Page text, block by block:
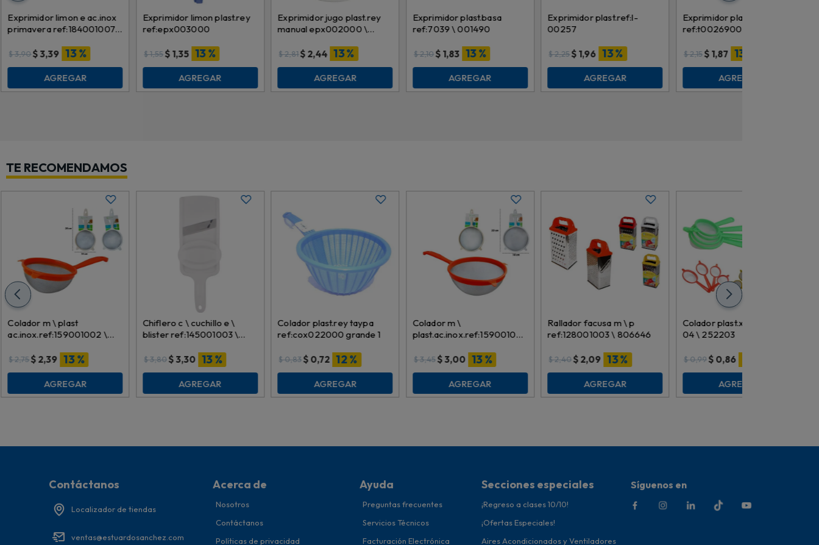
Exprimidor limon e ac.inox
primavera ref:184001007 \
$3,90$3,39 13 %
AGREGAR
Exprimidor limon plast.rey
ref:epx003000
$1,55$ 1,35 13 %
AGREGAR
Exprimidor jugo plast.rey
manual epx002000 \
$2,81$ 2,44 13 %
AGREGAR
Exprimidor plast.basa
ref:7039 \ 001490
$2,10$ 1,83 13 %
AGREGAR
Exprimidor plast.ref:l-
00257
$2,25$ 1,96 13 %
AGREGAR
Exprimidor plast.limon
ref:t0026900t
$2,15$ 1,87 13 %
AGREGAR
TE RECOMENDAMOS
Colador m \ plast
ac.inox.ref:159001002 \
$2,75$ 2,39 13 %
AGREGAR
Chiflero c \ cuchillo e \
blister ref:145001003 \
$3,80$3,30 13 %
AGREGAR
Colador plast.rey taypa
ref:cox022000 grande 1
$0,83$ 0,72 12 %
AGREGAR
Colador m \
plast.ac.inox.ref:159001003
$3,45$3,00 13 %
AGREGAR
Rallador facusa m \ p
ref:128001003 \ 806646
$2,40$ 2,09 13 %
AGREGAR
Colador plast.x4 pz.ref:sj-
04 \ 252203
$0,99$ 0,86
AGREGAR
Contáctanos
Localizador de tiendas
ventas@estuardosanchez.com
Acerca de
Nosotros
Contáctanos
Políticas de privacidad
Ayuda
Preguntas frecuentes
Servicios Técnicos
Facturación Electrónica
Secciones especiales
¡Regreso a clases 10/10!
¡Ofertas Especiales!
Aires Acondicionados y Ventiladores
Síguenos en